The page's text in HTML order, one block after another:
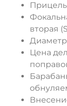
вторая
Диаметр
Цена